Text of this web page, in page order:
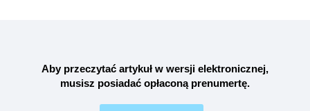
Aby przeczytać artykuł w wersji elektronicznej,
musisz posiadać opłaconą prenumertę.